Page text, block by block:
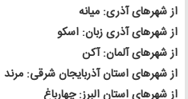
از شهرهای آذری: میانه
از شهرهای آذری زبان: اسکو
از شهرهای آلمان: آکن
از شهرهای استان آذربایجان شرقی: مرند
از شهرهای استان البرز: چهارباغ